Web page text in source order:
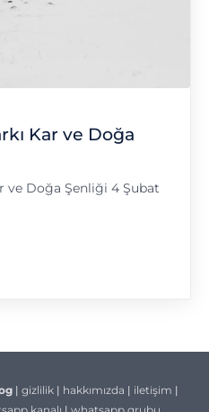
Kar ve Doğa
ve Doğa Şenliği 4 Şubat
Doğa Şenliği"
| gizlilik| hakkımızda | iletişim |